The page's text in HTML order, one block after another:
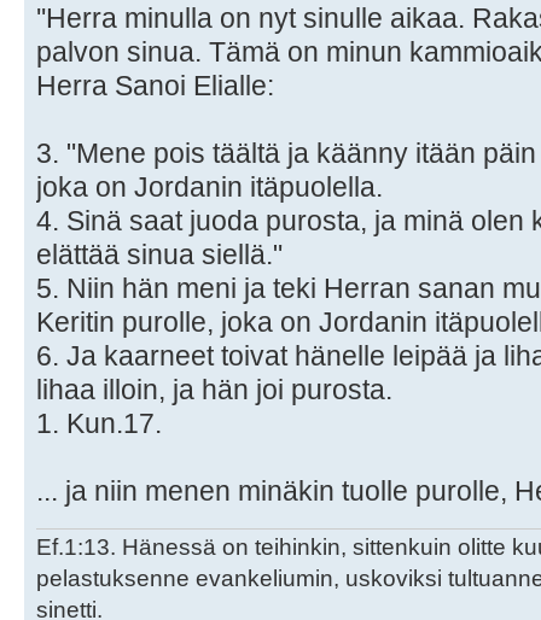
''Herra minulla on nyt sinulle aikaa.
palvon sinua. Tämä on minun
Herra Sanoi Elialle:
3. "Mene pois täältä ja käänny itään
joka on Jordanin itäpuolella.
4. Sinä saat juoda purosta, ja minä olen
elättää sinua siellä."
5. Niin hän meni ja teki Herran sanan
Keritin purolle, joka on Jordanin
6. Ja kaarneet toivat hänelle leipää ja
lihaa illoin, ja hän joi purosta.
1. Kun.17.
... ja niin menen minäkin tuolle purolle,
Ef.1:13. Hänessä on teihinkin, sittenkuin olitte
pelastuksenne evankeliumin, uskoviksi
sinetti.